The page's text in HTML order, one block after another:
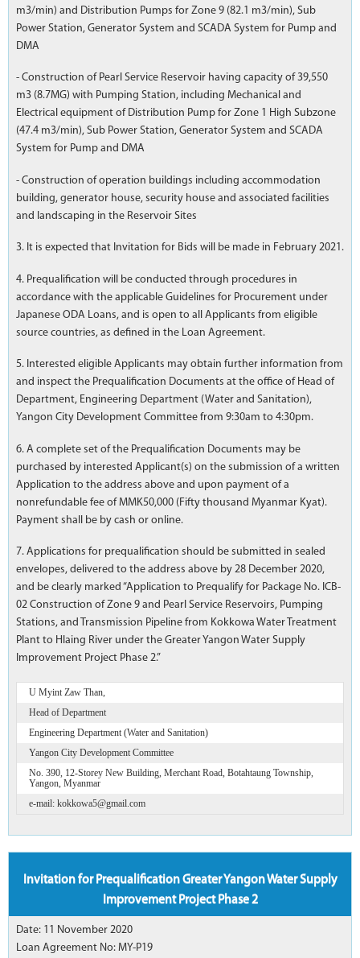
m3/min) and Distribution Pumps for Zone 9 (82.1 m3/min), Sub
Power Station, Generator System and SCADA System for Pump and
DMA
- Construction of Pearl Service Reservoir having capacity of 39,550
m3 (8.7MG) with Pumping Station, including Mechanical and
Electrical equipment of Distribution Pump for Zone 1 High Subzone
(47.4 m3/min), Sub Power Station, Generator System and SCADA
System for Pump and DMA
- Construction of operation buildings including accommodation
building, generator house, security house and associated facilities
and landscaping in the Reservoir Sites
3. It is expected that Invitation for Bids will be made in February 2021.
4. Prequalification will be conducted through procedures in
accordance with the applicable Guidelines for Procurement under
Japanese ODA Loans, and is open to all Applicants from eligible
source countries, as defined in the Loan Agreement.
5. Interested eligible Applicants may obtain further information from
and inspect the Prequalification Documents at the office of Head of
Department, Engineering Department (Water and Sanitation),
Yangon City Development Committee from 9:30am to 4:30pm.
6. A complete set of the Prequalification Documents may be
purchased by interested Applicant(s) on the submission of a written
Application to the address above and upon payment of a
nonrefundable fee of MMK50,000 (Fifty thousand Myanmar Kyat).
Payment shall be by cash or online.
7. Applications for prequalification should be submitted in sealed
envelopes, delivered to the address above by 28 December 2020,
and be clearly marked “Application to Prequalify for Package No. ICB-
02 Construction of Zone 9 and Pearl Service Reservoirs, Pumping
Stations, and Transmission Pipeline from Kokkowa Water Treatment
Plant to Hlaing River under the Greater Yangon Water Supply
Improvement Project Phase 2.”
U Myint Zaw Than,
Head of Department
Engineering Department (Water and Sanitation)
Yangon City Development Committee
No. 390, 12-Storey New Building, Merchant Road, Botahtaung Township,
Yangon, Myanmar
e-mail: kokkowa5@gmail.com
Invitation for Prequalification Greater Yangon Water Supply
Improvement Project Phase 2
Date: 11 November 2020
Loan Agreement No: MY-P19